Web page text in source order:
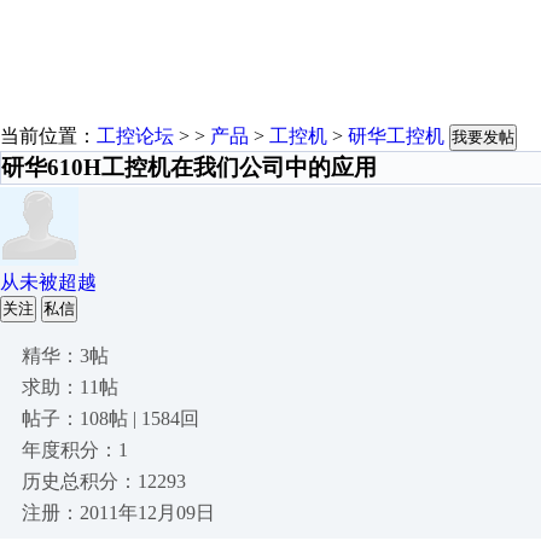
当前位置： 工控论坛 > > 产品 > 工控机 > 研华工控机 我要发帖
研华610H工控机在我们公司中的应用
从未被超越
关注 私信
精华：3帖
求助：11帖
帖子：108帖 | 1584回
年度积分：1
历史总积分：12293
注册：2011年12月09日